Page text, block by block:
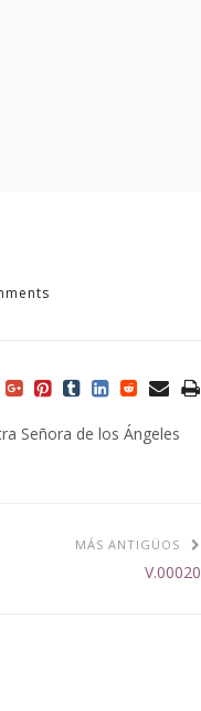
Señora de los Ángeles
MÁS ANTIGÜOS
V.00020